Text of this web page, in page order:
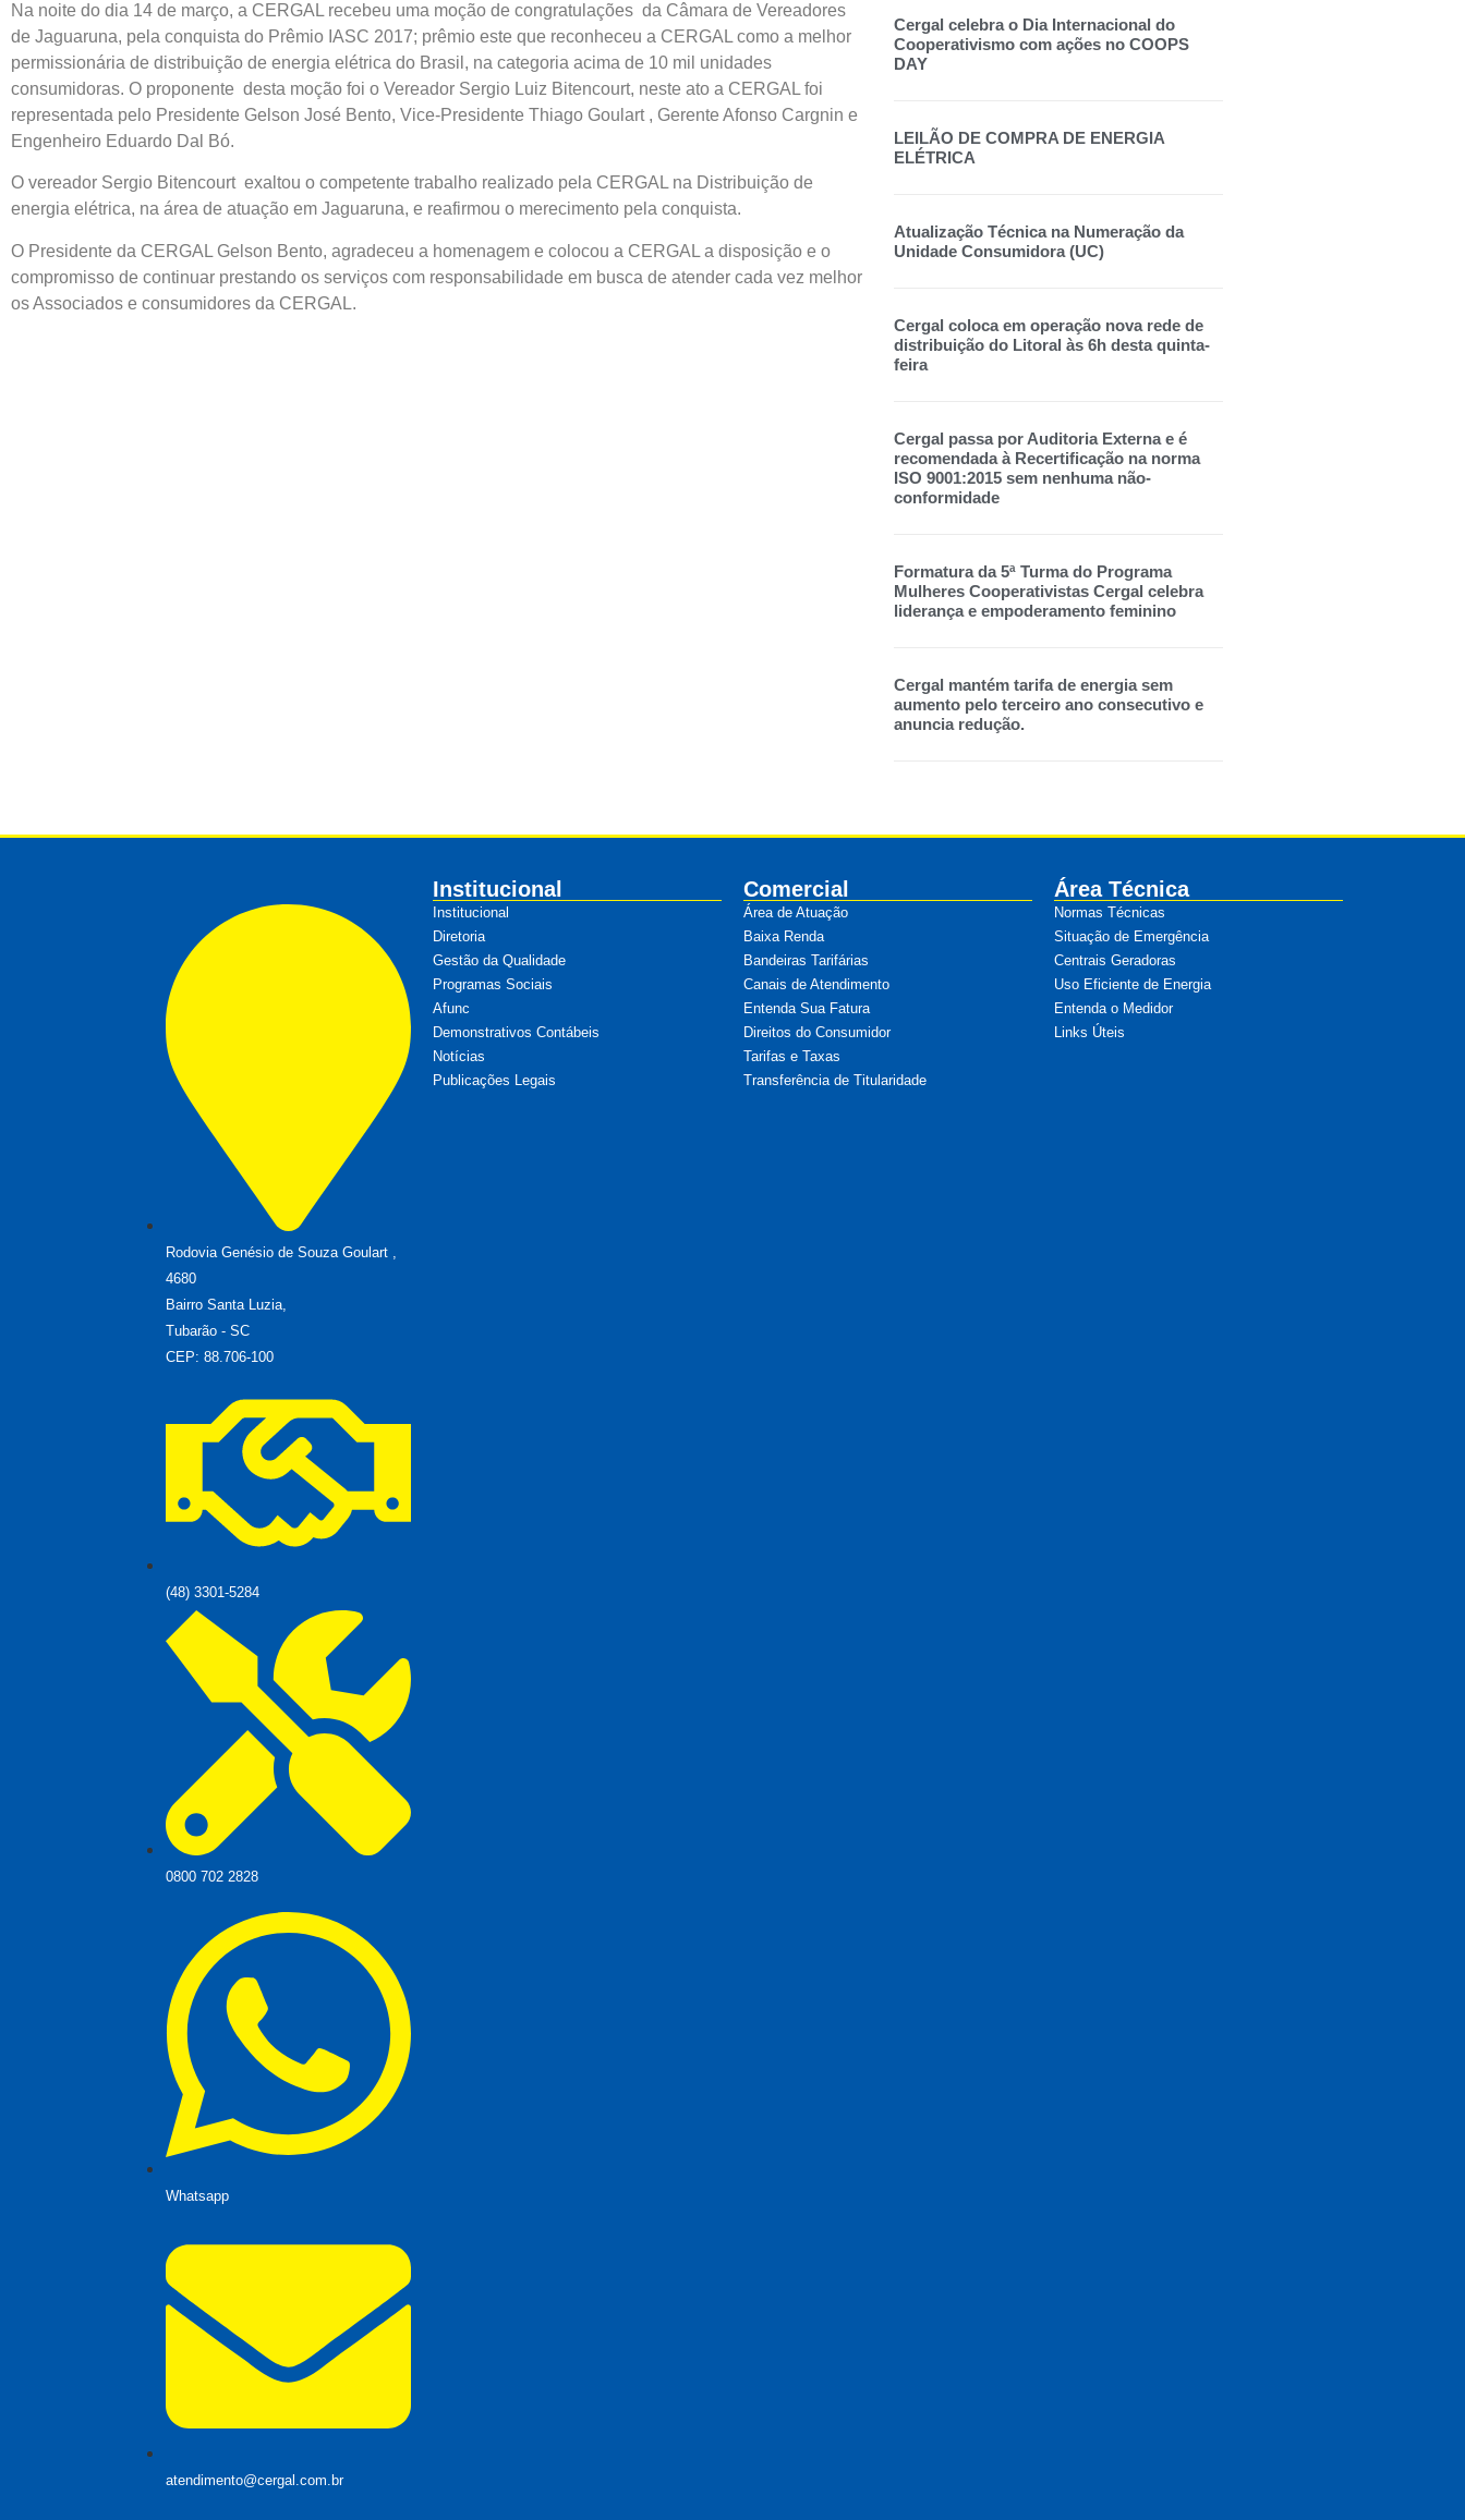
Na noite do dia 14 de março, a CERGAL recebeu uma moção de congratulações da Câmara de Vereadores
de Jaguaruna, pela conquista do Prêmio IASC 2017; prêmio este que reconheceu a CERGAL como a melhor
permissionária de distribuição de energia elétrica do Brasil, na categoria acima de 10 mil unidades
consumidoras. O proponente desta moção foi o Vereador Sergio Luiz Bitencourt, neste ato a CERGAL foi
representada pelo Presidente Gelson José Bento, Vice-Presidente Thiago Goulart , Gerente Afonso Cargnin e
Engenheiro Eduardo Dal Bó.
O vereador Sergio Bitencourt exaltou o competente trabalho realizado pela CERGAL na Distribuição de
energia elétrica, na área de atuação em Jaguaruna, e reafirmou o merecimento pela conquista.
O Presidente da CERGAL Gelson Bento, agradeceu a homenagem e colocou a CERGAL a disposição e o
compromisso de continuar prestando os serviços com responsabilidade em busca de atender cada vez melhor
os Associados e consumidores da CERGAL.
Cergal celebra o Dia Internacional do
Cooperativismo com ações no COOPS
DAY
LEILÃO DE COMPRA DE ENERGIA
ELÉTRICA
Atualização Técnica na Numeração da
Unidade Consumidora (UC)
Cergal coloca em operação nova rede de
distribuição do Litoral às 6h desta quinta-
feira
Cergal passa por Auditoria Externa e é
recomendada à Recertificação na norma
ISO 9001:2015 sem nenhuma não-
conformidade
Formatura da 5ª Turma do Programa
Mulheres Cooperativistas Cergal celebra
liderança e empoderamento feminino
Cergal mantém tarifa de energia sem
aumento pelo terceiro ano consecutivo e
anuncia redução.
Rodovia Genésio de Souza Goulart ,
4680
Bairro Santa Luzia,
Tubarão - SC
CEP: 88.706-100
(48) 3301-5284
0800 702 2828
Whatsapp
atendimento@cergal.com.br
Institucional
Institucional
Diretoria
Gestão da Qualidade
Programas Sociais
Afunc
Demonstrativos Contábeis
Notícias
Publicações Legais
Comercial
Área de Atuação
Baixa Renda
Bandeiras Tarifárias
Canais de Atendimento
Entenda Sua Fatura
Direitos do Consumidor
Tarifas e Taxas
Transferência de Titularidade
Área Técnica
Normas Técnicas
Situação de Emergência
Centrais Geradoras
Uso Eficiente de Energia
Entenda o Medidor
Links Úteis